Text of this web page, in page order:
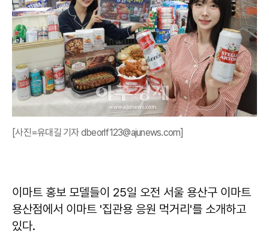
[사진=유대길 기자 dbeorlf123@ajunews.com]
이마트 홍보 모델들이 25일 오전 서울 용산구 이마트
용산점에서 이마트 '집관용 응원 먹거리'를 소개하고
있다.